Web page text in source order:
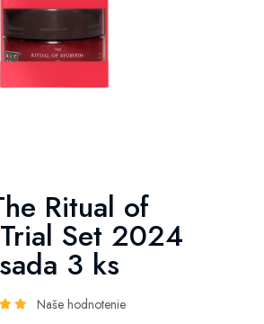
Ritual of
Set 2024
3 ks
Naše hodnotenie